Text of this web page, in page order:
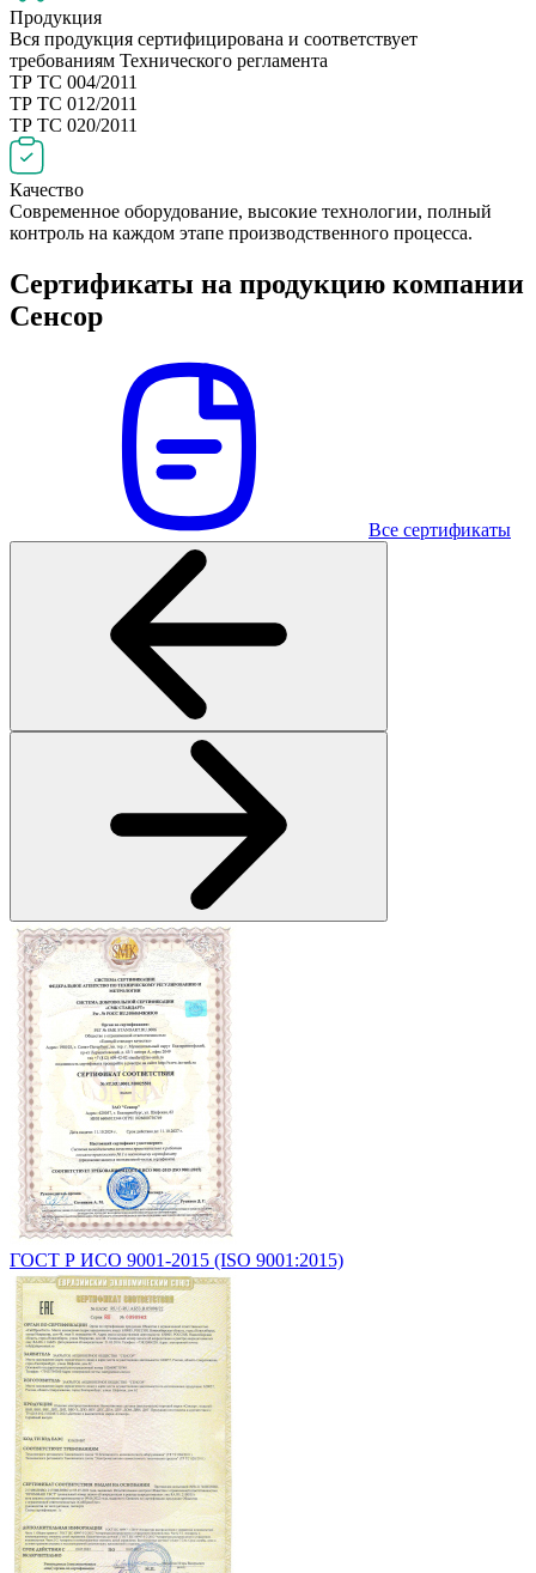
Продукция
Вся продукция сертифицирована и соответствует
требованиям Технического регламента
ТР ТС 004/2011
ТР ТС 012/2011
ТР ТС 020/2011
Качество
Современное оборудование, высокие технологии, полный
контроль на каждом этапе производственного процесса.
Сертификаты на продукцию компании
Сенсор
Все сертификаты
ГОСТ Р ИСО 9001-2015 (ISO 9001:2015)